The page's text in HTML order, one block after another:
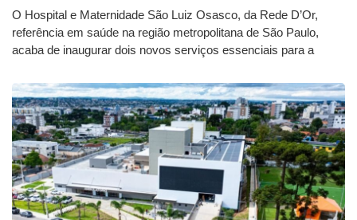
O Hospital e Maternidade São Luiz Osasco, da Rede D’Or,
referência em saúde na região metropolitana de São Paulo,
acaba de inaugurar dois novos serviços essenciais para a